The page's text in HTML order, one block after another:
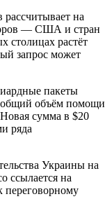
на
— США и стран
столицах растёт
запрос может
пакеты
общий объём помощи
сумма в $20
ряда
Украины на
ссылается на
переговорному